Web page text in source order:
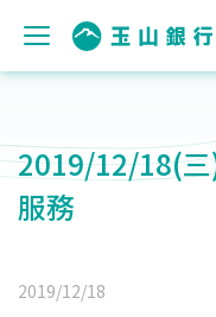
2019/12/18(
服務
2019/12/18